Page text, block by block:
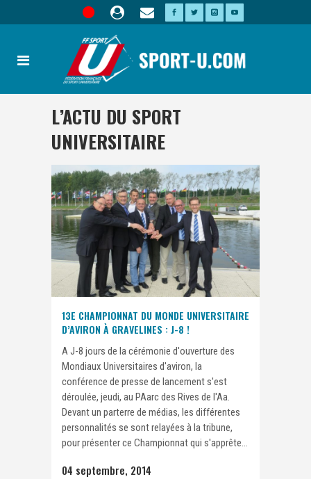
L’ACTU DU SPORT
UNIVERSITAIRE
13E CHAMPIONNAT DU MONDE UNIVERSITAIRE
D’AVIRON À GRAVELINES : J-8 !
A J-8 jours de la cérémonie d'ouverture des
Mondiaux Universitaires d'aviron, la
conférence de presse de lancement s'est
déroulée, jeudi, au PAarc des Rives de l'Aa.
Devant un parterre de médias, les différentes
personnalités se sont relayées à la tribune,
pour présenter ce Championnat qui s'apprête...
04 septembre, 2014